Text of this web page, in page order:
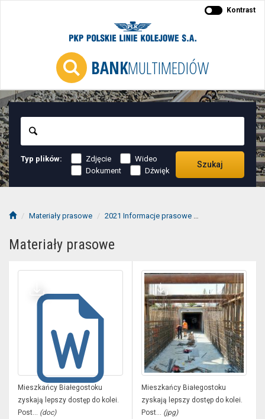
BANKMULTIMEDIÓW
Kontrast
Typ plików: Zdjęcie
Wideo
Dokument
Dźwięk
Szukaj
Materiały prasowe 2021 Informacje prasowe
Materiały prasowe
Mieszkańcy Białegostoku
zyskają lepszy dostęp do kolei.
Post... (doc)
Mieszkańcy Białegostoku
zyskają lepszy dostęp do kolei.
Post... (jpg)